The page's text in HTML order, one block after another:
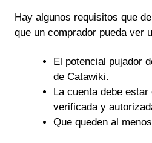
Hay algunos requisitos que
que un comprador pueda ver
El potencial pujador
de Catawiki.
La cuenta debe
verificada y
Que queden al